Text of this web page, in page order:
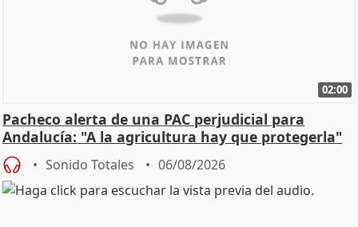
02:00
Pacheco alerta de una PAC perjudicial para
Andalucía: "A la agricultura hay que protegerla"
Sonido Totales 06/08/2026